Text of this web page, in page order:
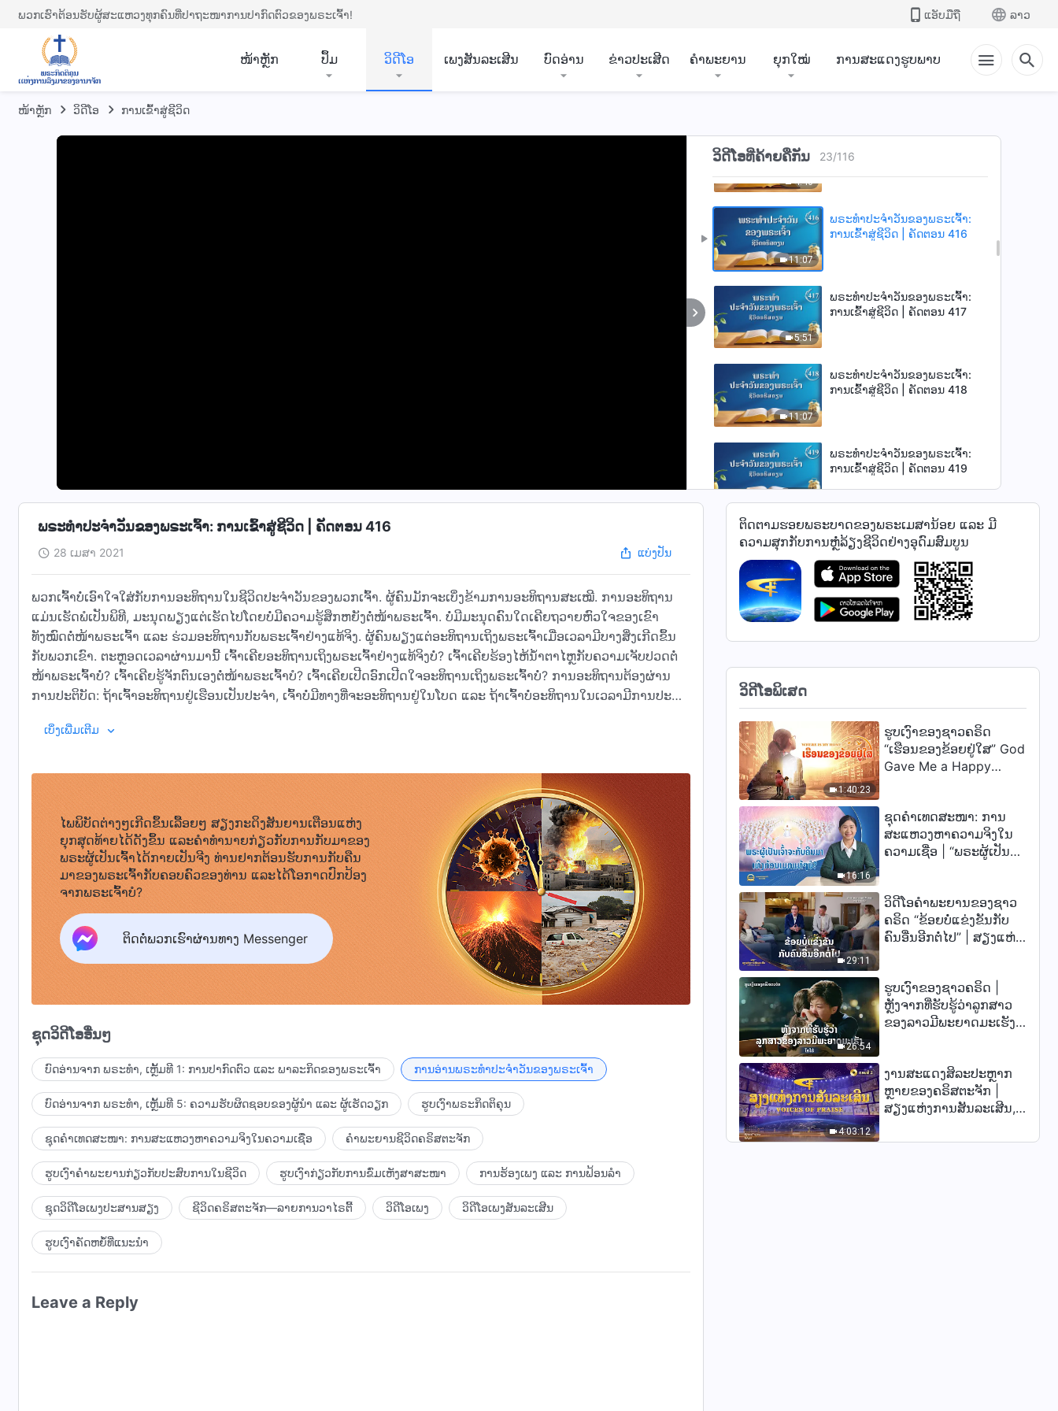
ພວກເຮົາຕ້ອນຮັບຜູ້ສະແຫວງທຸກຄົນທີ່ປາຖະໜາການປາກົດຕົວຂອງພຣະເຈົ້າ! ແອັບມືຖື ລາວ
​ໜ້າຫຼັກ ປຶ້ມ ວິ​ດີ​ໂອ ເພງສັນລະເສີນ ບົດອ່ານ ຂ່າວປະເສີດ ຄຳພະຍານ ຍຸກໃໝ່ ການສະແດງຮູບພາບ
ໜ້າຫຼັກ ​ວິ​ດີ​ໂອ ການເຂົ້າສູ່ຊີວິດ
ວິດີໂອທີ່ຄ້າຍຄືກັນ 23/116
ພຣະທຳປະຈຳວັນຂອງພຣະເຈົ້າ:
4:46
ພຣະທຳປະຈຳວັນຂອງພຣະເຈົ້າ:
ການເຂົ້າສູ່ຊີວິດ | ຄັດຕອນ 415
11:07
ພຣະທຳປະຈຳວັນຂອງພຣະເຈົ້າ:
ການເຂົ້າສູ່ຊີວິດ | ຄັດຕອນ 416
5:51
ພຣະທຳປະຈຳວັນຂອງພຣະເຈົ້າ:
ການເຂົ້າສູ່ຊີວິດ | ຄັດຕອນ 417
11:07
ພຣະທຳປະຈຳວັນຂອງພຣະເຈົ້າ:
ການເຂົ້າສູ່ຊີວິດ | ຄັດຕອນ 418
ພຣະທຳປະຈຳວັນຂອງພຣະເຈົ້າ:
ການເຂົ້າສູ່ຊີວິດ | ຄັດຕອນ 419
6:03
ພຣະທຳປະຈຳວັນຂອງພຣະເຈົ້າ:
ການເຂົ້າສູ່ຊີວິດ | ຄັດຕອນ 420
ພຣະທຳປະຈຳວັນຂອງພຣະເຈົ້າ:
ການເຂົ້າສູ່ຊີວິດ | ຄັດຕອນ 421
5:10
ພຣະທຳປະຈຳວັນຂອງພຣະເຈົ້າ:
ການເຂົ້າສູ່ຊີວິດ | ຄັດຕອນ 423
7:10
ພຣະທຳປະຈຳວັນຂອງພຣະເຈົ້າ:
ການເຂົ້າສູ່ຊີວິດ | ຄັດຕອນ 424
6:27
ພຣະທຳປະຈຳວັນຂອງພຣະເຈົ້າ:
ການເຂົ້າສູ່ຊີວິດ | ຄັດຕອນ 428
10:25
ພຣະທຳປະຈຳວັນຂອງພຣະເຈົ້າ:
ການເຂົ້າສູ່ຊີວິດ | ຄັດຕອນ 429
8:24
ພຣະທຳປະຈຳວັນຂອງພຣະເຈົ້າ:
ການເຂົ້າສູ່ຊີວິດ | ຄັດຕອນ 430
ພຣະທຳປະຈຳວັນຂອງພຣະເຈົ້າ: ການເຂົ້າສູ່ຊີວິດ | ຄັດຕອນ 416
28 ເມສາ 2021 ແບ່ງປັນ
ພວກເຈົ້າບໍ່ເອົາໃຈໃສ່ກັບການອະທິຖານໃນຊີວິດປະຈໍາວັນຂອງພວກເຈົ້າ. ຜູ້ຄົນມັກຈະເບິ່ງຂ້າມການອະທິຖານສະເໝີ. ການອະທິຖານ
ແມ່ນເຮັດພໍເປັນພິທີ, ມະນຸດພຽງແຕ່ເຮັດໄປໂດຍບໍ່ມີຄວາມຮູ້ສຶກຫຍັງຕໍ່ໜ້າພຣະເຈົ້າ. ບໍ່ມີມະນຸດຄົນໃດເຄີຍຖວາຍຫົວໃຈຂອງເຂົາ
ທັງໝົດຕໍ່ໜ້າພຣະເຈົ້າ ແລະ ຮ່ວມອະທິຖານກັບພຣະເຈົ້າຢ່າງແທ້ຈິງ. ຜູ້ຄົນພຽງແຕ່ອະທິຖານເຖິງພຣະເຈົ້າເມື່ອເວລາມີບາງສິ່ງເກີດຂຶ້ນ
ກັບພວກເຂົາ. ຕະຫຼອດເວລາຜ່ານມານີ້ ເຈົ້າເຄີຍອະທິຖານເຖິງພຣະເຈົ້າຢ່າງແທ້ຈິງບໍ່? ເຈົ້າເຄີຍຮ້ອງໄຫ້ນໍ້າຕາໄຫຼກັບຄວາມເຈັບປວດຕໍ່
ໜ້າພຣະເຈົ້າບໍ່? ເຈົ້າເຄີຍຮູ້ຈັກຕົນເອງຕໍ່ໜ້າພຣະເຈົ້າບໍ? ເຈົ້າເຄີຍເປີດອົກເປີດໃຈອະທິຖານເຖິງພຣະເຈົ້າບໍ່? ການອະທິຖານຕ້ອງຜ່ານ
ການປະຕິບັດ: ຖ້າເຈົ້າອະທິຖານຢູ່ເຮືອນເປັນປະຈໍາ, ເຈົ້າບໍ່ມີທາງທີ່ຈະອະທິຖານຢູ່ໃນໂບດ ແລະ ຖ້າເຈົ້າບໍ່ອະທິຖານໃນເວລາມີການປະຊຸມ
ພຣະທໍາຂອງພຣະເຈົ້າ ແລ້ວເຈົ້າຈະບໍ່ມີຫຍັງຈະກ່າວເມື່ອເຖິງເວລາອະທິຖານ ແລະ ເຖິງແມ່ນວ່າຖ້າ ເຈົ້າອະທິຖານ, ເຈົ້າກໍຈະພຽງແຕ່
ການອະທິຖານໂດຍແທ້ຈິງໝາຍຄວາມວ່າແນວໃດ? ໝາຍເຖິງການກ່າວຄໍາໃນໃຈຂອງ ເຈົ້າຕໍ່ພຣະເຈົ້າ ແລະ ການສື່ສານກັບພຣະເຈົ້າ
ເຈົ້າເຕັມໄປດ້ວຍຄວາມແຈ່ມໃສເປັນພິເສດ ແລະ ໝາຍຄວາມວ່າການມີຄວາມຮູ້ສຶກວ່າພຣະເຈົ້າຄືສິ່ງທີ່ພິເສດສະງ່າງາມ. ເຈົ້າຈະມີ
ຄວາມຮູ້ສຶກດົນບັນດານໃຈເປັນພິເສດ ແລະ ຫລັງຈາກໄດ້ຍິນຄໍາກ່າວອະທິຖານຂອງເຈົ້າ ເພື່ອນມິດ ແລະ ຍາດຕິພີ່ນ້ອງຂອງເຈົ້າກໍຈະມີ
ຄວາມຮູ້ສຶກປິຕິຍິນດີ, ພວກເຂົາຈະມີຄວາມຮູ້ສຶກວ່າຄໍາກ່າວອະທິຖານຂອງເຈົ້າຄືຄໍາກ່າວອະທິຖານໃນໃຈຂອງພວກເຂົາ ທີ່ຕ້ອງການກ່າວ
ເຊັ່ນກັນ. ສະນັ້ນ ຄໍາອະທິຖານທີ່ເຈົ້າກ່າວກໍຄືສິ່ງທີ່ພວກເຂົາຕ້ອງການກ່າວ. ນີ້ຄືຄວາມໝາຍຂອງການອະທິຖານທີ່ແທ້ຈິງ. ຫລັງຈາກເຈົ້າ
ໄດ້ອະທິຖານຢ່າງແທ້ຈິງແລ້ວ, ຈິດໃຈຂອງເຈົ້າກໍຈະມີຄວາມສະຫງົບ ແລະ ມີຄວາມສຸກ. ພະລັງຄວາມຮັກທີ່ມີຕໍ່ພຣະເຈົ້າກໍຈະເພີ່ມທະວີ
ຂຶ້ນ ແລະ ເຈົ້າກໍຈະຮູ້ສຶກວ່າໃນຊີວິດນີ້ບໍ່ມີຫຍັງອີກແລ້ວທີ່ມີຄຸນຄ່າ ຫຼື ສໍາຄັນໄປກວ່າຄວາມຮັກທີ່ມີໃຫ້ແກ່ພຣະເຈົ້າ ແລະ ທັງໝົດນີ້ຈະ
ພິສູດວ່າຄໍາອະທິຖານຂອງເຈົ້າແມ່ນມີປະສິດທິຜົນ. ເຈົ້າເຄີຍໄດ້ອະທິຖານແນວນັ້ນແລ້ວບໍ່?
ເນື້ອໃນຂອງຄໍາອະທິຖານມີຫຍັງແດ່? ເຈົ້າຄວນອະທິຖານຕາມຂັ້ນຕອນອີງຕາມສະພາບຄວາມເປັນຈິງຂອງເຈົ້າ ແລະ ພຣະວິນຍານ
ບໍລິສຸດຈະເປັນຜູ້ນໍາພາເຈົ້າເອງ. ເຈົ້າຄວນສື່ສານກັບພຣະເຈົ້າຕາມຄວາມປະສົງຂອງພຣະອົງ ແລະ ຕາມຂໍ້ຮຽກຮ້ອງຂອງພຣະອົງທີ່ມີຕໍ່
ມະນຸດ. ເມື່ອ ເຈົ້າເລິ່ມປະຕິບັດກ່າວຄໍາອະທິຖານຂອງເຈົ້າ ກ່ອນອື່ນໝົດຕ້ອງມອບຫົວໃຈຂອງເຈົ້າໃຫ້ກັບພຣະເຈົ້າກ່ອນ. ຢ່າໄດ້
ພະຍາຍາມເຂົ້າໃຈຄວາມປະສົງຂອງພຣະເຈົ້າ. ພຽງແຕ່ພະຍາຍາມກ່າວຄໍາທີ່ຢູ່ໃນໃຈຂອງເຈົ້ານັ້ນຕໍ່ພຣະເຈົ້າ. ເມື່ອເຈົ້າມາຢູ່ຕໍ່ໜ້າ
ພຣະເຈົ້າແລ້ວ, ກ່າວດັ່ງນີ້: “ໂອ້ ຂ້າແດ່ພຣະຜູ້ເປັນເຈົ້າ! ຂ້ານ້ອຍຫາກຫາກໍຮູ້ມື້ນີ້ວ່າຂ້ານ້ອຍບໍ່ເຄີຍເຊື່ອຟັງພຣະອົງເຈົ້າເລີຍ. ຂ້ານ້ອຍ
ເປັນຄົນຊົ່ວຊ້າຫຼາຍ ແລະເປັນຄົນເສື່ອມຊາມໜ້າລັງກຽດທີ່ສຸດ. ຜ່ານມາ ຂ້ານ້ອຍໄດ້ເສຍເວລາຂອງຂ້ານ້ອຍ ແລະ ເລິ່ມແຕ່ມື້ນີ້ເປັນຕົ້ນ
ໄປ ຂ້ານ້ອຍຈະຂໍດໍາລົງຊີວິດຢູ່ເພື່ອພຣະອົງເຈົ້າ. ຂ້ານ້ອຍຈະຂໍໃຊ້ຊີວິດຢ່າງມີຄວາມໝາຍ ແລະ ຢ່າງເພິງພໍພຣະໄທຕາມພຣະປະສົງຂອງ
ພຣະອົງເຈົ້າ. ຂ້ານ້ອຍຂໍໃຫ້ພຣະວິນຍານຂອງພຣະອົງຈົງປະຕິບັດຢູ່ໃນຕົວຂ້ານ້ອຍຕະຫຼອດໄປດ້ວຍເທີ້ນ ແລະ ຊ່ວຍເຍືອງທາງໃຫ້ຄວາມ
ຊາຕານເຫັນລັດສະໝີພາບຂອງພຣະອົງເຈົ້າ, ໃຫ້ເຫັນປະຈັກພະຍານຂອງພຣະອົງເຈົ້າ ແລະ ພິສູດໃຫ້ເຫັນວ່າພຣະອົງເຈົ້າໄດ້ເອົາໄຊ
ຊະນະໃນຕົວພວກຂ້ານ້ອຍແລ້ວ”. ເມື່ອເຈົ້າອະທິຖານດ້ວຍວິທີນີ້ ຫົວໃຈຂອງເຈົ້າຈະຖືກປ່ອຍເປັນອິສະລະຢ່າງແທ້ຈິງ. ການອະທິຖານດ້ວຍ
ວິທີນີ້ຫົວໃຈຂອງເຈົ້າກໍຈະໃກ້ຊິດກັບພຣະເຈົ້າຫຼາຍຂຶ້ນ ແລະ ດ້ວຍການອະທິຖານແບບນີ້ຕະຫຼອດ ພຣະວິນຍານບໍລິສຸດກໍຈະປະຕິບັດ
ພາລະກິດໃນຕົວ ເຈົ້າຢ່າງຫຼິກເວັ້ນບໍ່ໄດ້. ຖ້າຫາກເຈົ້າເອີ້ນເຖິງພຣະເຈົ້າດ້ວຍວິທີນີ້ຕະຫຼອດ ແລະ ຕັ້ງເປົ້າໝາຍຂອງເຈົ້າຕໍ່ໜ້າພຣະເຈົ້າ ກໍ
ຈະມີມື້ໜຶ່ງທີ່ເປົ້າໝາຍຂອງເຈົ້າຈະຖືກຮັບເອົາຕໍ່ໜ້າພຣະເຈົ້າ. ເມື່ອຫົວໃຈຂອງເຈົ້າ ແລະ ຊີວິດຈິດໃຈຂອງເຈົ້າທັງໝົດຖືກຮັບເອົາໂດຍ
ພຣະເຈົ້າແລ້ວ ສຸດທ້າຍພຣະເຈົ້າກໍຈະເຮັດໃຫ້ ເຈົ້າກາຍເປັນຜູ້ບໍລິສຸດ. ການອະທິຖານແມ່ນສໍາຄັນທີ່ສຸດສໍາລັບພວກເຈົ້າ. ເມື່ອເຈົ້າ
ອະທິຖານ ເຈົ້າຮັບເອົາພາລະກິດຈາກພຣະວິນຍານບໍລິສຸດ ດ້ວຍເຫດນັ້ນຫົວໃຈຂອງເຈົ້າຈຶ່ງຖືກສໍາພັດໂດຍພຣະເຈົ້າ ແລະ ພະລັງຄວາມ
ຮັກຂອງເຈົ້າທີ່ມີຕໍ່ພຣະເຈົ້າກໍຈະເກີດຂຶ້ນ. ຖ້າຫາກເຈົ້າບໍ່ອະທິຖານດ້ວຍໃຈຂອງເຈົ້າ ແລະ ບໍ່ເປີດອົກເປີດໃຈຂອງເຈົ້າສື່ສານກັບພຣະເຈົ້າ,
ພຣະອົງຈະບໍ່ມີວິທີທາງປະຕິບັດພາລະກິດໃນຕົວເຈົ້າໄດ້. ຖ້າຫາກໃນລະຫວ່າງການອະທິຖານ ເຈົ້າໄດ້ກ່າວທຸກຄໍາອອກຈາກຫົວໃຈຂອງ
ເຈົ້າໄປແລ້ວ ແລະ ພຣະວິນຍານຂອງພຣະເຈົ້າຍັງບໍ່ໄດ້ປະຕິບັດ ແລະ ຖ້າຫາກເຈົ້າບໍ່ຮູ້ສຶກດົນໃຈຫຍັງເລີຍ, ນີ້ກໍສະແດງວ່າຫົວໃຈຂອງ
ເຈົ້າຍັງບໍ່ທັນຈິງຈັງ ແລະ ຄໍາກ່າວອະທິຖານຂອງເຈົ້າຍັງບໍ່ເປັນຄວາມຈິງ ແລະ ຍັງບໍ່ບໍລິສຸດເທື່ອ. ຖ້າຫາກໃນລະຫວ່າງການອະທິຖານ ເຈົ້າ
ມີຄວາມເພິ່ງພໍໃຈ ກໍແປວ່າຄໍາອະທິຖານຂອງເຈົ້າໄດ້ຖືກຮັບເອົາໂດຍພຣະເຈົ້າແລ້ວ ແລະ ພຣະວິນຍານຂອງພຣະເຈົ້າແມ່ນໄດ້ຢູ່ໃນຕົວ
ເຈົ້າແລ້ວ. ໃນຖານະເປັນຜູ້ຮັບໃຊ້ຂອງພຣະເຈົ້າ ເຈົ້າບໍ່ສາມາດປະຕິບັດໜ້າທີ່ຂອງພຣະເຈົ້າໄດ້ຖ້າຫາກເຈົ້າບໍ່ມີການອະທິຖານ. ຖ້າຫາກ
ສາມາດເປັນຜູ້ຮັບໃຊ້ພຣະເຈົ້າໄດ້ໂດຍຂາດການສື່ສານຕໍ່ພຣະເຈົ້າ. ບໍ່ມີການອະທິຖານ ເຈົ້າກໍພຽງແຕ່ດໍາລົງຊີວິດຢູ່ໃນຮ່າງກາຍແຫ່ງ
ຜ່ານມາພວກເຈົ້າບໍ່ຮູ້ຈັກວິທີອະທິຖານ ແລະ ເບິ່ງຂ້າມການອະທິຖານ. ມື້ນີ້ພວກເຈົ້າຕ້ອງປະຕິບັດໃຫ້ດີທີ່ສຸດທີ່ພວກເຈົ້າຈະເຮັດໄດ້ເພື່ອຝຶກ
ຝົນຕົນເອງກັບການອະທິຖານ. ຖ້າຫາກເຈົ້າບໍ່ສາມາດລວບລວມກໍາລັງໃຈໃນຕົວເຈົ້າໃຫ້ຮັກພຣະເຈົ້າໄດ້ ແລ້ວເຈົ້າຈະສາມາດອະທິຖ່ານ
ໄດ້ແນວໃດ? ເຈົ້າຄວນກ່າວຄໍາອະທິຖານວ່າ: “ໂອ້ ຂ້າແດ່ພຣະຜູ້ເປັນເຈົ້າ! ຫົວໃຈຂ້ອງຂ້ານ້ອຍບໍ່ສາມາດຮັກພຣະອົງເຈົ້າໄດ້ໂດຍແທ້ຈິງ,
ຂ້ານ້ອຍປາຖະໜາທີ່ຈະຮັກພຣະອົງເຈົ້າ ແຕ່ຂ້ານ້ອຍຂາດກໍາລັງໃຈ. ຂ້ານ້ອຍຄວນປະຕິບັດຕົນແນວໃດດີ? ຂ້ານ້ອຍຂໍໃຫ້ພຣະອົງເຈົ້າຈົ່ງ
ໃຫ້ຄວາມສະຫວ່າງແດ່ວິນຍານຂອງຂ້ານ້ອຍດ້ວຍເທິດ, ຂ້ານ້ອຍຂໍໃຫ້ພຣະວິນຍານຂອງພຣະອົງເຈົ້າສໍາພັດຈິດໃຈຂອງຂ້ານ້ອຍດ້ວຍ
ເລື່ອງໃດ ຫຼື ສິ່ງໃດທັງສິ້ນ, ຈິດໃຈຂອງຂ້ານ້ອຍໄດ້ເປີດເຜີຍອອກໝົດແລ້ວຕໍ່ໜ້າພຣະອົງເຈົ້າ, ດັ່ງນັ້ນຊີວິດຈິດໃຈຂ້ອງຂ້ານ້ອຍທັງໝົດ
ທັງສິ້ນແມ່ນໄດ້ອຸທິດຕົນໃຫ້ກັບພຣະອົງເຈົ້າໄປໝົດແລ້ວ ແລະ ຂໍໃຫ້ພຣະອົງເຈົ້າຊົງທົດລອງຂ້ານ້ອຍດ້ວຍວິທີໃດກໍແລ້ວແຕ່ທີ່ພຣະອົງຊົງ
ເຫັນຊອບ. ດຽວນີ້ ຂ້ານ້ອຍບໍ່ໄດ້ຄິດນໍາອະນາຄົດ ຫຼື ມີຄວາມຜູກພັນກັບຄວາມຕາຍອີກແລ້ວ. ດ້ວຍມີຈິດໃຈທີ່ຮັກພຣະອົງເຈົ້າ ຂ້ານ້ອຍຂໍ
ສະແຫວງຫາແຕ່ແນວທາງຊີວິດ. ທຸກສິ່ງຢ່າງ ແລະ ທຸກເຫດການແມ່ນຂຶ້ນຢູ່ກັບພຣະອົງເຈົ້າ, ຄວາມສັດທາແມ່ນຢູ່ໃນກໍາມືຂອງພຣະອົງ
ເຈົ້າ. ດຽວນີ້ຂ້ານ້ອຍຂໍສະແຫວງຫາຄວາມຮັກຂອງພຣະອົງ ແລະ ເຖິງຢ່າງໃດກໍດີບໍ່ວ່າພຣະອົງເຈົ້າຈະຊົງອະນຸຍາດ ຫຼື ບໍ່ອະນຸຍາດໃຫ້
ຂ້ານ້ອຍຮັກພຣະອົງເຈົ້າກໍດີ, ຫຼືບໍ່ວ່າຊາຕານຈະກີດກັ້ນແນວໃດກໍຕາມ, ຂ້ານ້ອຍຈະຂໍຮັກພຣະອົງເຈົ້າເປັນນິດ”. ເມື່ອເຈົ້າພະເຊີນກັບສິ່ງ
ພຣະທຳ, ເຫຼັ້ມທີ 1. ການປາກົດຕົວ ແລະ ພາລະກິດຂອງພຣະເຈົ້າ. ວ່າດ້ວຍການປະຕິບັດການອະທິຖານ
ເບິ່ງເພີ່ມເຕີມ
ໄພພິບັດຕ່າງໆເກີດຂຶ້ນເລື້ອຍໆ ສຽງກະດິງສັນຍານເຕືອນແຫ່ງ
ຍຸກສຸດທ້າຍໄດ້ດັງຂຶ້ນ ແລະຄໍາທໍານາຍກ່ຽວກັບການກັບມາຂອງ
ພຣະຜູ້ເປັນເຈົ້າໄດ້ກາຍເປັນຈີງ ທ່ານຢາກຕ້ອນຮັບການກັບຄືນ
ມາຂອງພຣະເຈົ້າກັບຄອບຄົວຂອງທ່ານ ແລະໄດ້ໂອກາດປົກປ້ອງ
ຈາກພຣະເຈົ້າບໍ?
ຕິດຕໍ່ພວກເຮົາຜ່ານທາງ Messenger
ຊຸດວິດີໂອອື່ນໆ
ບົດອ່ານຈາກ ພຣະທຳ, ເຫຼັ້ມທີ 1: ການປາກົດຕົວ ແລະ ພາລະກິດຂອງພຣະເຈົ້າ ການອ່ານພຣະທຳປະຈຳວັນຂອງພຣະເຈົ້າ
ບົດອ່ານຈາກ ພຣະທຳ, ເຫຼັ້ມທີ 5: ຄວາມຮັບຜິດຊອບຂອງຜູ້ນໍາ ແລະ ຜູ້ເຮັດວຽກ ຮູບເງົາພຣະກິດຕິຄຸນ
ຊຸດຄຳເທດສະໜາ: ການສະແຫວງຫາຄວາມຈິງໃນຄວາມເຊື່ອ ຄຳພະຍານຊີວິດຄຣິສຕະຈັກ
ຮູບເງົາຄຳພະຍານກ່ຽວກັບປະສົບການໃນຊີວິດ ຮູບເງົາກ່ຽວກັບການຂົ່ມເຫັງສາສະໜາ ການຮ້ອງເພງ ແລະ ການຟ້ອນລຳ
ຊຸດວິດີໂອເພງປະສານສຽງ ຊີວິດຄຣິສຕະຈັກ—ລາຍການວາໄຣຕີ້ ວິດີໂອເພງ ວິດີໂອເພງສັນລະເສີນ
ຮູບເງົາຄັດຫຍໍ້ທີ່ແນະນໍາ
Leave a Reply
ຕິດຕາມຮອຍພຣະບາດຂອງພຣະເມສານ້ອຍ ແລະ ມີ
ຄວາມສຸກກັບການຫຼໍ່ລ້ຽງຊີວິດຢ່າງອຸດົມສົມບູນ
ວິດີໂອພິເສດ
1:40:23
ຮູບເງົາຂອງຊາວຄຣິດ
“ເຮືອນຂອງຂ້ອຍຢູ່ໃສ” God
Gave Me a Happy
16:16
ຊຸດຄຳເທດສະໜາ: ການ
ສະແຫວງຫາຄວາມຈິງໃນ
ຄວາມເຊື່ອ | “ພຣະຜູ້ເປັນ
29:11
ວິດີໂອຄຳພະຍານຂອງຊາວ
ຄຣິດ “ຂ້ອຍບໍ່ແຂ່ງຂັນກັບ
ຄົນອື່ນອີກຕໍ່ໄປ” | ສຽງແຫ່ງ
26:54
ຮູບເງົາຂອງຊາວຄຣິດ |
ຫຼັງຈາກທີ່ຮັບຮູ້ວ່າລູກສາວ
ຂອງລາວມີພະຍາດມະເຮັງ
4:03:12
ງານສະແດງສິລະປະຫຼາກ
ຫຼາຍຂອງຄຣິສຕະຈັກ |
ສຽງແຫ່ງການສັນລະເສີນ,